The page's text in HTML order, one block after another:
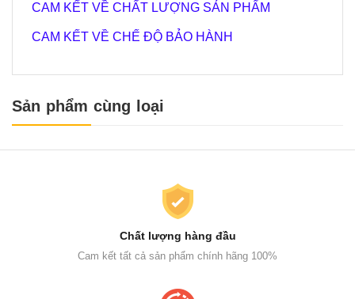
CAM KẾT VỀ CHẤT LƯỢNG SẢN PHẨM
CAM KẾT VỀ CHẾ ĐỘ BẢO HÀNH
Sản phẩm cùng loại
Chất lượng hàng đầu
Cam kết tất cả sản phẩm chính hãng 100%